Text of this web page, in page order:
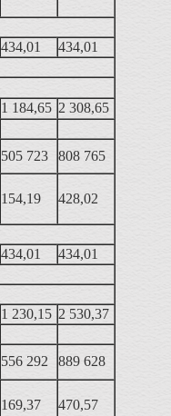
434,01
434,01
1 184,65 2 308,65
505 723 808 765
154,19 428,02
434,01
434,01
1 230,15 2 530,37
556 292 889 628
169,37 470,57